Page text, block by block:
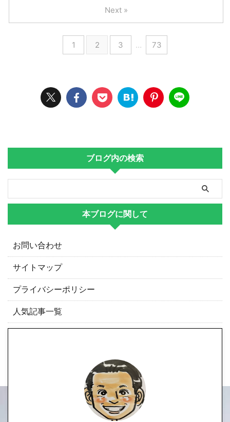
1 2 3 … 73
Next »
ブログ内の検索
本ブログに関して
お問い合わせ
サイトマップ
プライバシーポリシー
人気記事一覧